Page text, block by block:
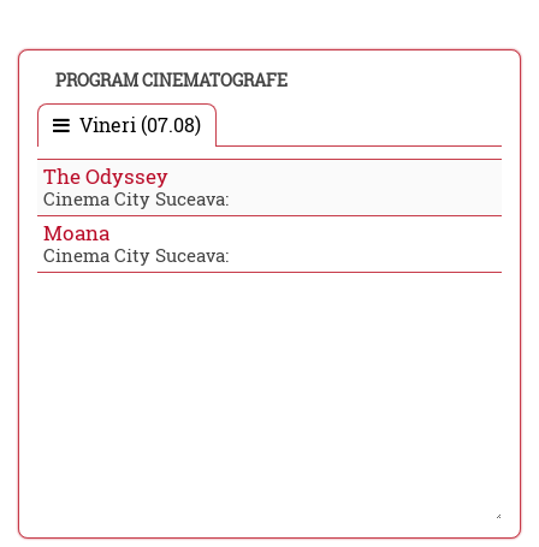
PROGRAM CINEMATOGRAFE
Vineri (07.08)
The Odyssey
Cinema City Suceava:
Moana
Cinema City Suceava: